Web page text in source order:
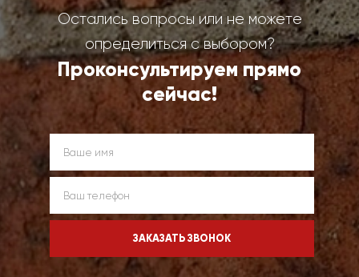
Остались вопросы или не можете
определиться с выбором?
Проконсультируем прямо
сейчас!